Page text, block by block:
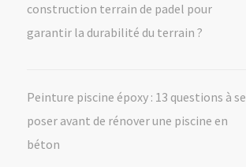
construction terrain de padel pour
garantir la durabilité du terrain ?
Peinture piscine époxy : 13 questions à se
poser avant de rénover une piscine en
béton